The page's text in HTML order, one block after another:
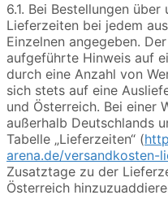
6.1. Bei Bestellungen
Lieferzeiten bei jedem
Einzelnen angegeben.
aufgeführte Hinweis auf
durch eine Anzahl von
sich stets auf eine
und Österreich. Bei einer
außerhalb Deutschlands
Tabelle „Lieferzeiten“ (
arena.de/versandkosten-
Zusatztage zu der
Österreich